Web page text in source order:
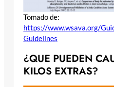
Tomado de:
https://www.wsava.org/
Guidelines
¿QUE PUEDEN
KILOS EXTRAS?